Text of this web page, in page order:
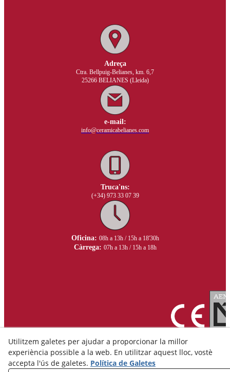
Adreça
Ctra. Bellpuig-Belianes, km. 6,7
25266 BELIANES (Lleida)
e-mail:
info@ceramicabelianes.com
Truca'ns:
(+34) 973 33 07 39
Oficina: 08h a 13h / 15h a 18'30h
Càrrega: 07h a 13h / 15h a 18h
Utilitzem galetes per ajudar a proporcionar la millor
experiència possible a la web. En utilitzar aquest lloc, vostè
accepta l'ús de galetes. Política de Galetes